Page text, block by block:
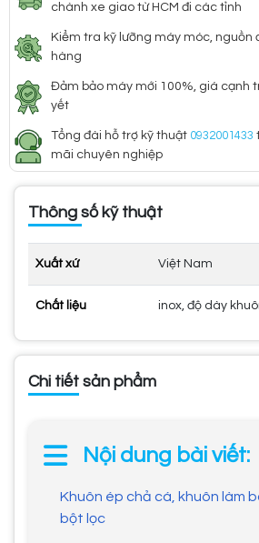
chành xe giao từ HCM đi các tỉnh
Kiểm tra kỹ lưỡng máy móc, nguồn
hàng
Đảm bảo máy mới 100%, giá cạnh
yết
Tổng đài hỗ trợ kỹ thuật 0932001433
mãi chuyên nghiệp
Thông số kỹ thuật
Xuất xứ Việt Nam
Chất liệu inox, độ dày
Chi tiết sản phẩm
Nội dung bài viết:
Khuôn ép chả cá, khuôn làm
bột lọc